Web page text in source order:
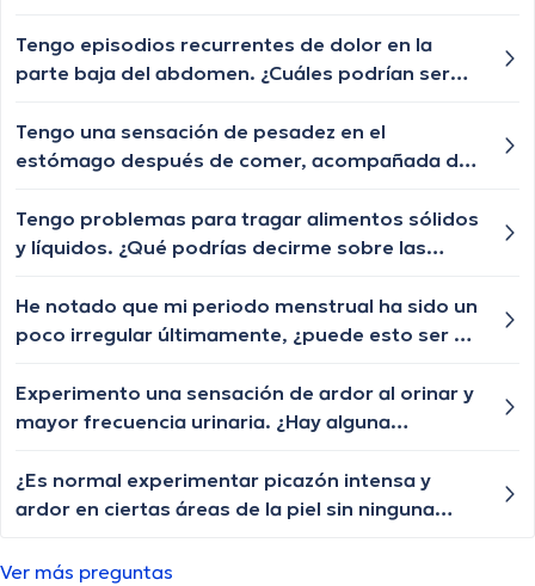
opresión y cuándo debería buscar atención
médica?
Tengo episodios recurrentes de dolor en la
parte baja del abdomen. ¿Cuáles podrían ser
cuándo debería buscar atención médica?
Tengo una sensación de pesadez en el
estómago después de comer, acompañada de
posibles causas de esta sensación y cuándo
debería buscar orientación médica?
Tengo problemas para tragar alimentos sólidos
y líquidos. ¿Qué podrías decirme sobre las
buscar ayuda médica?
He notado que mi periodo menstrual ha sido un
poco irregular últimamente, ¿puede esto ser un
Experimento una sensación de ardor al orinar y
mayor frecuencia urinaria. ¿Hay alguna
se recomiendan?
¿Es normal experimentar picazón intensa y
ardor en ciertas áreas de la piel sin ninguna
caseros, pero no han funcionado.
Ver más preguntas